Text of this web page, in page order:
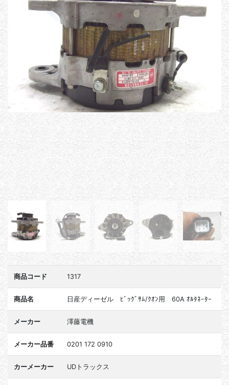
商品コード 1317
商品名 日産ディーゼル ﾋﾞｯｸﾞｻﾑ/ｸｵﾝ用 60A ｵﾙﾀﾈｰﾀｰ
メーカー 澤藤電機
メーカー品番 0201 172 0910
カーメーカー UDトラックス